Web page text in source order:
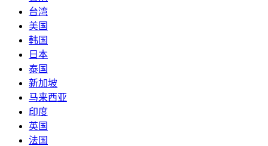
台湾
美国
韩国
日本
泰国
新加坡
马来西亚
印度
英国
法国